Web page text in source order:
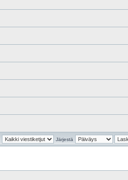
Järjestä